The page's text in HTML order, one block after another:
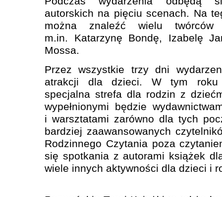
autorskich na pięciu scenach. Na
można znaleźć wielu twórców
m.in. Katarzynę Bondę, Izabelę
Mossa.
Przez wszystkie trzy dni
atrakcji dla dzieci. W tym roku
specjalna strefa dla rodzin z
wypełnionymi będzie
i warsztatami zarówno dla tych
bardziej zaawansowanych
Rodzinnego Czytania poza
się spotkania z autorami książek
wiele innych aktywności dla dzieci i